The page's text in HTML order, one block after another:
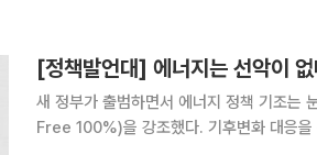
[정책발언대] 에너지는 선악이
새 정부가 출범하면서 에너지 정책 기조
Free 100%)을 강조했다. 기후변화 대응을